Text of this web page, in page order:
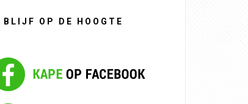
BLIJF OP DE HOOGTE